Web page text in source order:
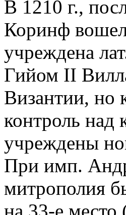
В 1210 г.,
Коринф
учреждена
Гийом II
Византии, но
контроль
учреждены
При имп.
митрополия
на 33-е место